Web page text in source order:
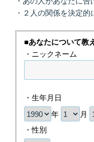
・２人の関係を決定的
■あなたについて教
・ニックネーム
・生年月日
年
月
・性別